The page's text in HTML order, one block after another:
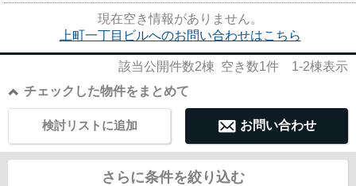
尚、弊社ではおとり広告は一切...
現在空き情報がありません。
上町一丁目ビルへのお問い合わせはこちら
該当公開件数2棟 空き数1件 1-2棟表示
チェックした物件をまとめて
お問い合わせ
検討リストに追加
さらに条件を絞り込む